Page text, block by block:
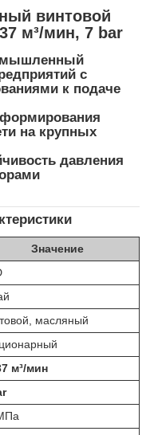
винтовой
м³/мин, 7 bar
с
к подаче
на крупных
давления
Значение
масляный
м³/мин